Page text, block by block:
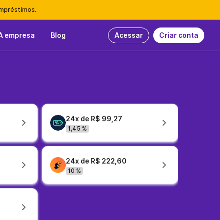
empresa Blog Acessar Criar conta
24x de R$ 99,27
1,45 %
24x de R$ 222,60
10 %